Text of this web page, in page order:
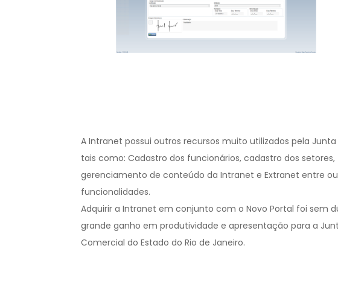
A Intranet possui outros recursos muito utilizados pela
tais como: Cadastro dos funcionários, cadastro dos setores,
gerenciamento de conteúdo da Intranet e Extranet entre
funcionalidades.
Adquirir a Intranet em conjunto com o Novo Portal foi sem
grande ganho em produtividade e apresentação para a
Comercial do Estado do Rio de Janeiro.